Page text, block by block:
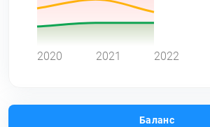
2020 2021 2022
Баланс